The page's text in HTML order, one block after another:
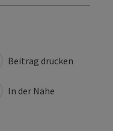
Beitrag drucken
In der Nähe